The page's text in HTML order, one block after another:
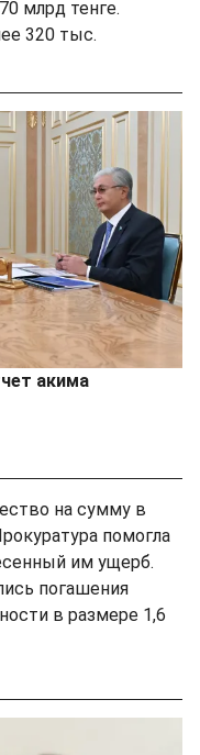
млрд тенге.
320 тыс.
акима
на сумму в
помогла
им ущерб.
погашения
в размере 1,6